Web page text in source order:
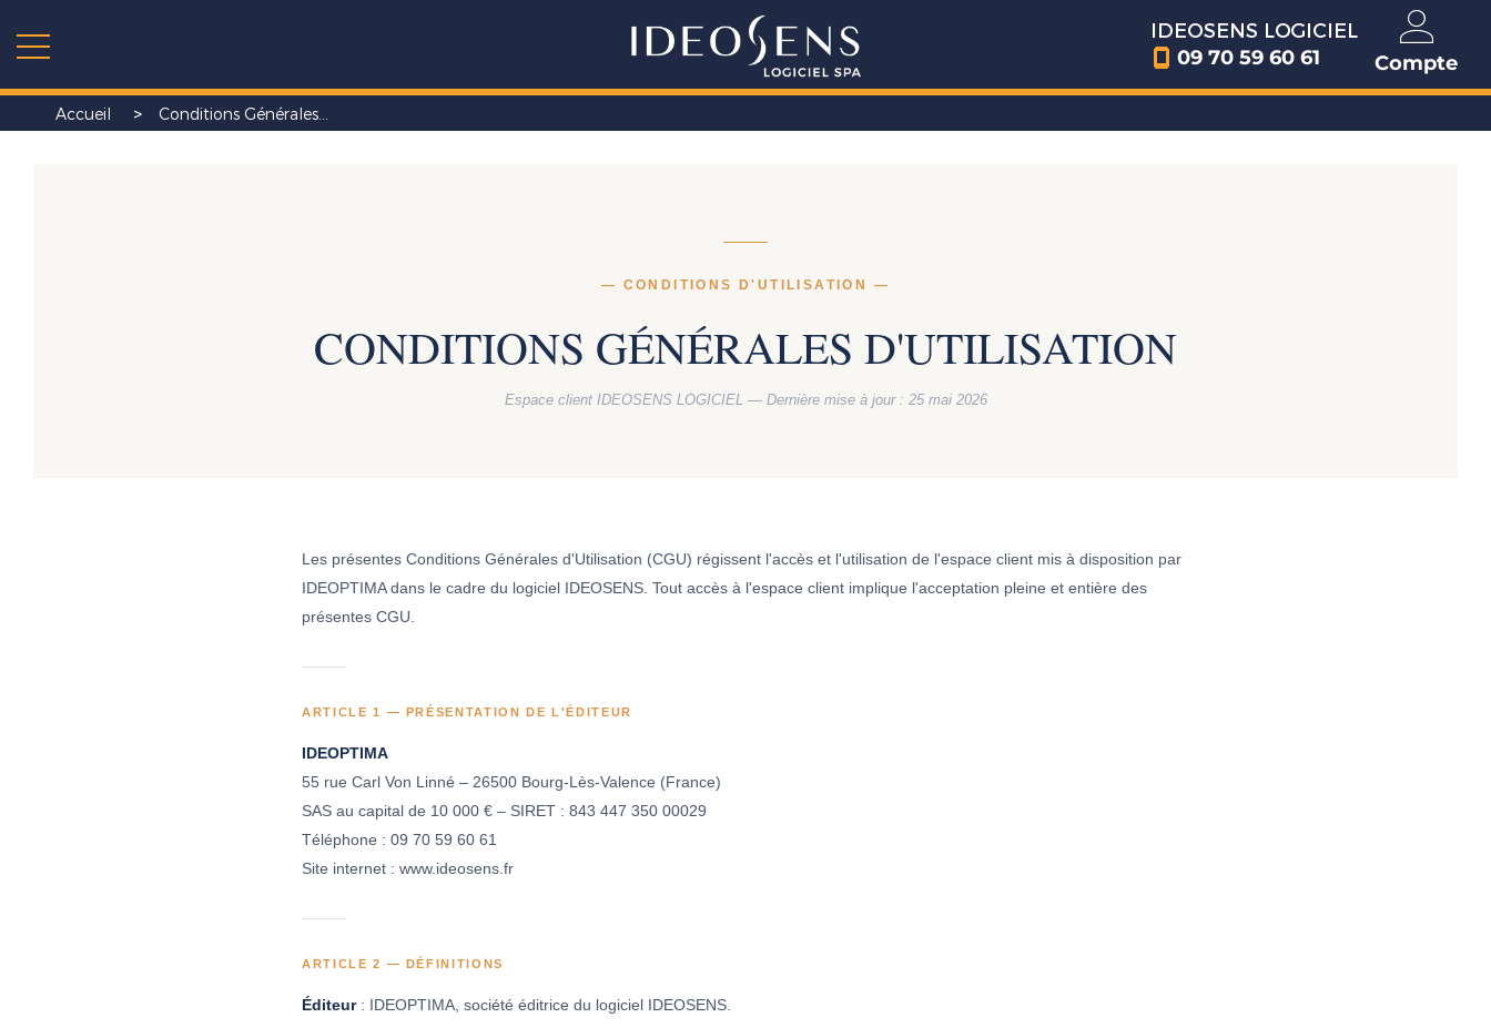
IDEOSENS LOGICIEL
09 70 59 60 61
Compte
Accueil > Conditions Générales...
— CONDITIONS D'UTILISATION —
CONDITIONS GÉNÉRALES D'UTILISATION
Espace client IDEOSENS LOGICIEL — Dernière mise à jour : 25 mai 2026
Les présentes Conditions Générales d'Utilisation (CGU) régissent l'accès et l'utilisation de l'espace client mis à disposition par
IDEOPTIMA dans le cadre du logiciel IDEOSENS. Tout accès à l'espace client implique l'acceptation pleine et entière des
présentes CGU.
ARTICLE 1 — PRÉSENTATION DE L'ÉDITEUR
IDEOPTIMA
55 rue Carl Von Linné – 26500 Bourg-Lès-Valence (France)
SAS au capital de 10 000 € – SIRET : 843 447 350 00029
Téléphone : 09 70 59 60 61
Site internet : www.ideosens.fr
ARTICLE 2 — DÉFINITIONS
Éditeur: IDEOPTIMA, société éditrice du logiciel IDEOSENS.